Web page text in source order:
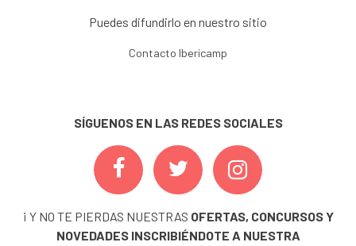
Puedes difundirlo en nuestro sitio
Contacto Ibericamp
SÍGUENOS EN LAS REDES SOCIALES
¡ Y NO TE PIERDAS NUESTRAS OFERTAS, CONCURSOS Y
NOVEDADES INSCRIBIÉNDOTE A NUESTRA